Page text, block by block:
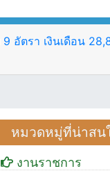
อัตรา เงินเดือน
หมวดหมู่ที่น่าสน
งานราชการ